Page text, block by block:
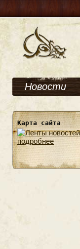
Новости
Карта сайта
подробнее